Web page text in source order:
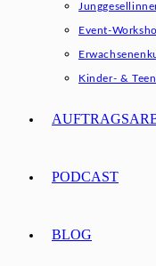
Event-
Kinder- &
PODCAST
BLOG